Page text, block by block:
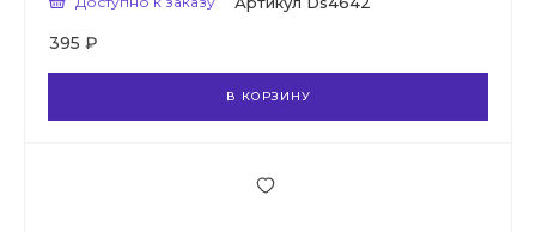
395 ₽
В КОРЗИНУ